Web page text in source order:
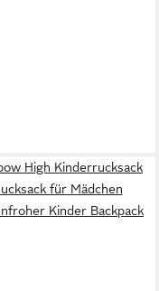
High Kinderrucksack
für Mädchen
Kinder Backpack